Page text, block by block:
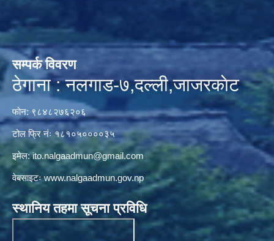
सम्पर्क विवरण
ठेगाना : नलगाड-७,दल्ली,जाजरकाेट
फोन: ९८४८२७६२०६
टोल फ्रि नंः १८१०५००००३५
इमेल:ito.nalgaadmun@gmail.com
वेबसाइटःwww.nalgaadmun.gov.np
स्थानिय तहमा सूचना प्रविधि